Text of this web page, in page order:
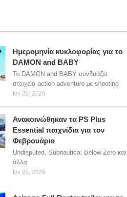
Ημερομηνία κυκλοφορίας για το
DAMON and BABY
Το DAMON and BABY συνδυάζει
στοιχεία action adventure με shooting
Ιαν 29, 2026
Ανακοινώθηκαν τα PS Plus
Essential παιχνίδια για τον
Φεβρουάριο
Undisputed, Subnautica: Below Zero και
άλλα
Ιαν 29, 2026